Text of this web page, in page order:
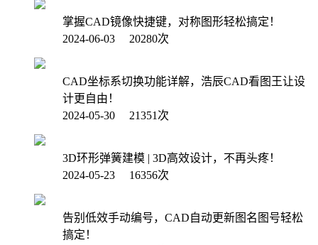
掌握CAD镜像快捷键，对称图形轻松搞定！
2024-06-03 20280次
CAD坐标系切换功能详解，浩辰CAD看图王让设
计更自由！
2024-05-30 21351次
3D环形弹簧建模 | 3D高效设计，不再头疼！
2024-05-23 16356次
告别低效手动编号，CAD自动更新图名图号轻松
搞定！